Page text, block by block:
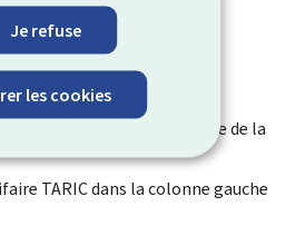
Je refuse
les cookies
TARLUX;
en bas de la page ;
position, concernés en base de la
TARIC dans la colonne gauche